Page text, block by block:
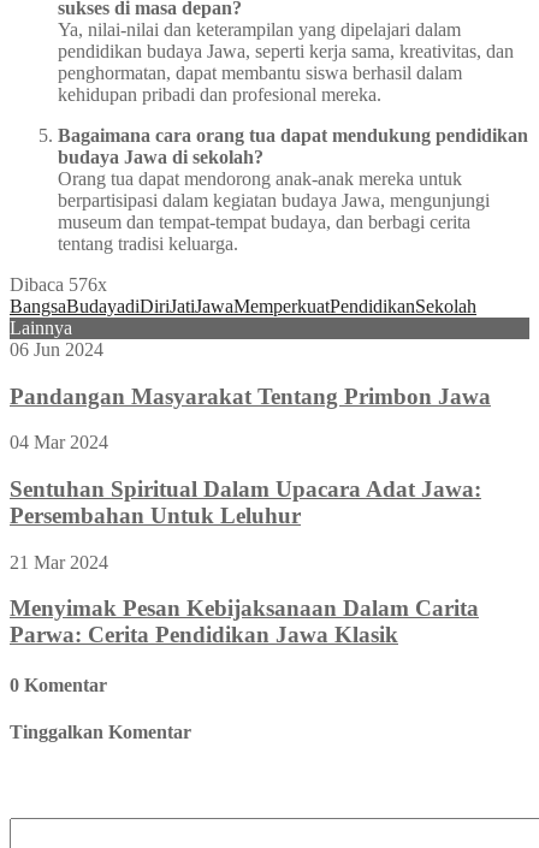
sukses di masa depan?
Ya, nilai-nilai dan keterampilan yang dipelajari dalam
pendidikan budaya Jawa, seperti kerja sama, kreativitas, dan
penghormatan, dapat membantu siswa berhasil dalam
kehidupan pribadi dan profesional mereka.
Bagaimana cara orang tua dapat mendukung pendidikan
budaya Jawa di sekolah?
Orang tua dapat mendorong anak-anak mereka untuk
berpartisipasi dalam kegiatan budaya Jawa, mengunjungi
museum dan tempat-tempat budaya, dan berbagi cerita
tentang tradisi keluarga.
Dibaca 576x
BangsaBudayadiDiriJatiJawaMemperkuatPendidikanSekolah
Lainnya
06 Jun 2024
Pandangan Masyarakat Tentang Primbon Jawa
04 Mar 2024
Sentuhan Spiritual Dalam Upacara Adat Jawa:
Persembahan Untuk Leluhur
21 Mar 2024
Menyimak Pesan Kebijaksanaan Dalam Carita
Parwa: Cerita Pendidikan Jawa Klasik
0 Komentar
Tinggalkan Komentar